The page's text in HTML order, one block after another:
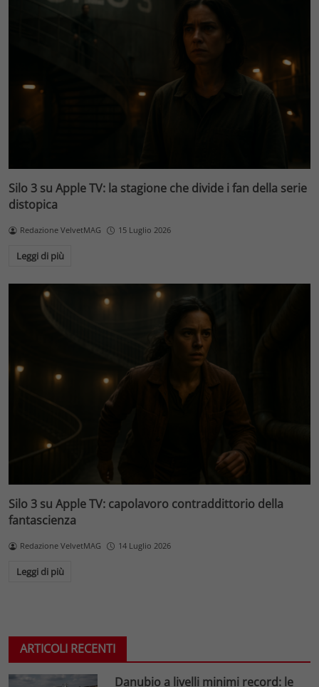
Silo 3 su Apple TV: la stagione che divide i fan della serie
distopica
Redazione VelvetMAG 15 Luglio 2026
Leggi di più
Silo 3 su Apple TV: capolavoro contraddittorio della
fantascienza
Redazione VelvetMAG 14 Luglio 2026
Leggi di più
ARTICOLI RECENTI
Danubio a livelli minimi record: le